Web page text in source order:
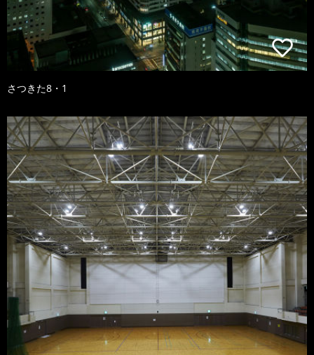
さつきた8・1